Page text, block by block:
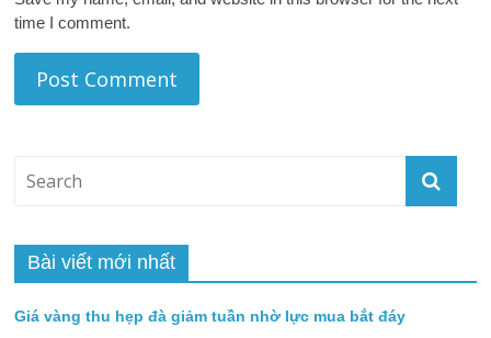
time I comment.
Bài viết mới nhất
Giá vàng thu hẹp đà giảm tuần nhờ lực mua bắt đáy